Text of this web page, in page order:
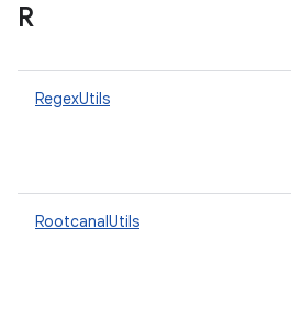
R
RegexUtils
RootcanalUtils